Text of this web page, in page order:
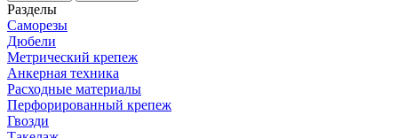
Разделы
Саморезы
Дюбели
Метрический крепеж
Анкерная техника
Расходные материалы
Перфорированный крепеж
Гвозди